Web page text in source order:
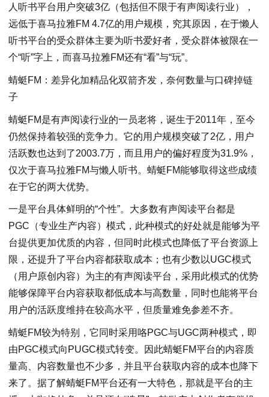
人听书平台用户突破3亿（包括但不限于有声阅读行业），
远低于喜马拉雅FM 4.7亿的用户规模，究其原因，在于懒人
听书平台的受众群体主要为听书爱好者，受众群体被限在一
个“听”字上，而喜马拉雅FM还有“看”与“玩”。
蜻蜓FM：差异化加精品化双箭齐发，奈何数量与口碑掉链
子
蜻蜓FM是有声阅读行业的一员老将，诞生于2011年，至今
仍然保持着较强的竞争力。它的用户规模突破了2亿，用户
活跃数也达到了2003.7万，而且用户的偏好程度为31.9%，
仅次于喜马拉雅FM与懒人听书。蜻蜓FM能够取得这些成绩
在于它的两大优势。
一是平台具体鲜明的“个性”。大多数有声阅读平台都是
PGC（专业生产内容）模式，此种模式的好处就是能够为平
台提供更加优质的内容，但同时此模式也降低了平台资源上
限，还提升了平台内容都获取成本；也有少数以UGC模式
（用户原创内容）为主的有声阅读平台，采用此模式的优势
能够保障平台内容获取都低成本与高数量，同时也能将平台
用户的活跃度维持在较高水平，但质量难免参差不齐。
蜻蜓FM较为特别，它同时采用咯PGC与UGC两种模式，即
由PGC模式向PUGC模式转变。因此蜻蜓FM平台的内容质
量高、内容数量也不少多，并且平台获取内容的成本也降下
来了。据了解蜻蜓FM平台还有一大特色，那就是平台的主